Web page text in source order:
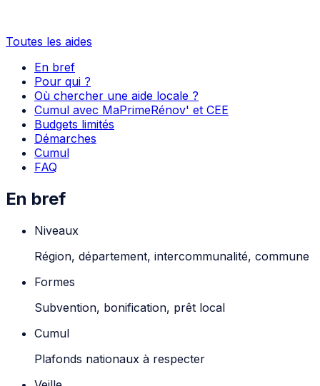
Toutes les aides
En bref
Pour qui ?
Où chercher une aide locale ?
Cumul avec MaPrimeRénov' et CEE
Budgets limités
Démarches
Cumul
FAQ
En bref
Niveaux
Région, département, intercommunalité, commune
Formes
Subvention, bonification, prêt local
Cumul
Plafonds nationaux à respecter